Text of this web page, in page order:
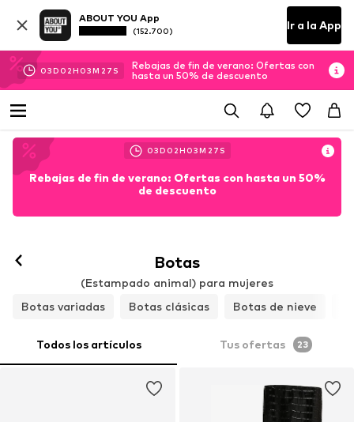
ABOUT YOU App
(152.700) Ir a la App
03D 02H 03M 26 S
Rebajas de fin de verano: Ofertas con
hasta un 50% de descuento
03D 02H 03M 26 S
Rebajas de fin de verano: Ofertas con hasta un 50%
de descuento
Botas
(Estampado animal) para mujeres
Botas variadas
Botas clásicas Botas de nieve
Todos los artículos Tus ofertas 23